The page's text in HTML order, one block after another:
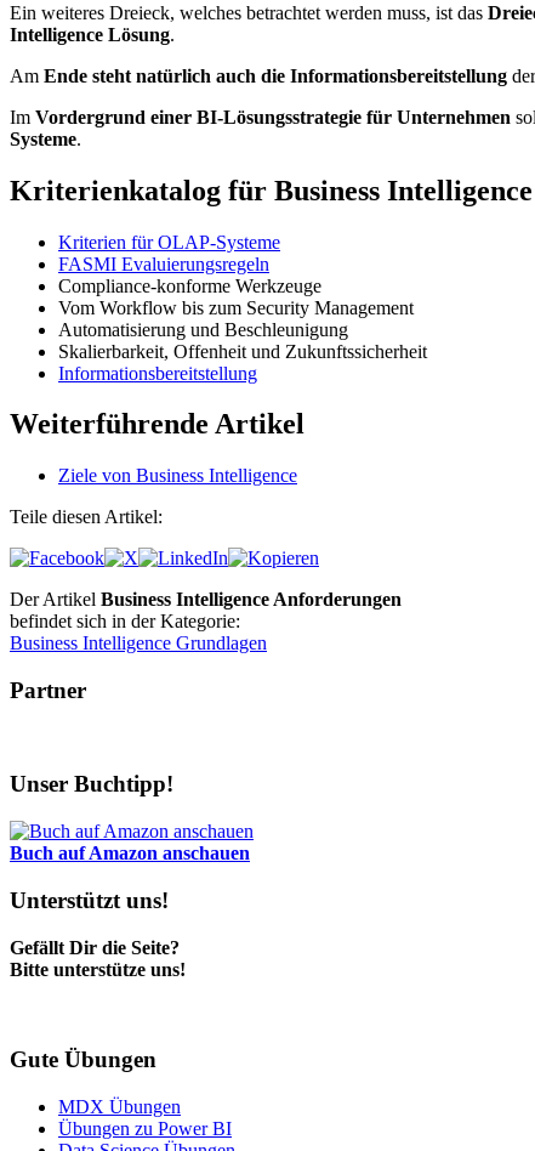
Ein weiteres Dreieck, welches betrachtet werden muss, ist das
Intelligence Lösung.
Am Ende steht natürlich auch die Informationsbereitstellung
Im Vordergrund einer BI-Lösungsstrategie für Unternehmen
Systeme.
Kriterienkatalog für Business Intelligence
Kriterien für OLAP-Systeme
FASMI Evaluierungsregeln
Compliance-konforme Werkzeuge
Vom Workflow bis zum Security Management
Automatisierung und Beschleunigung
Skalierbarkeit, Offenheit und Zukunftssicherheit
Informationsbereitstellung
Weiterführende Artikel
Ziele von Business Intelligence
Teile diesen Artikel:
Der Artikel Business Intelligence Anforderungen
befindet sich in der Kategorie:
Business Intelligence Grundlagen
Partner
Unser Buchtipp!
Buch auf Amazon anschauen
Unterstützt uns!
Gefällt Dir die Seite?
Bitte unterstütze uns!
Gute Übungen
MDX Übungen
Übungen zu Power BI